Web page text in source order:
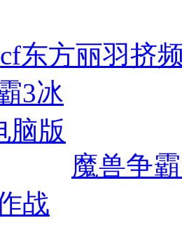
cf东方丽羽挤
魔兽争